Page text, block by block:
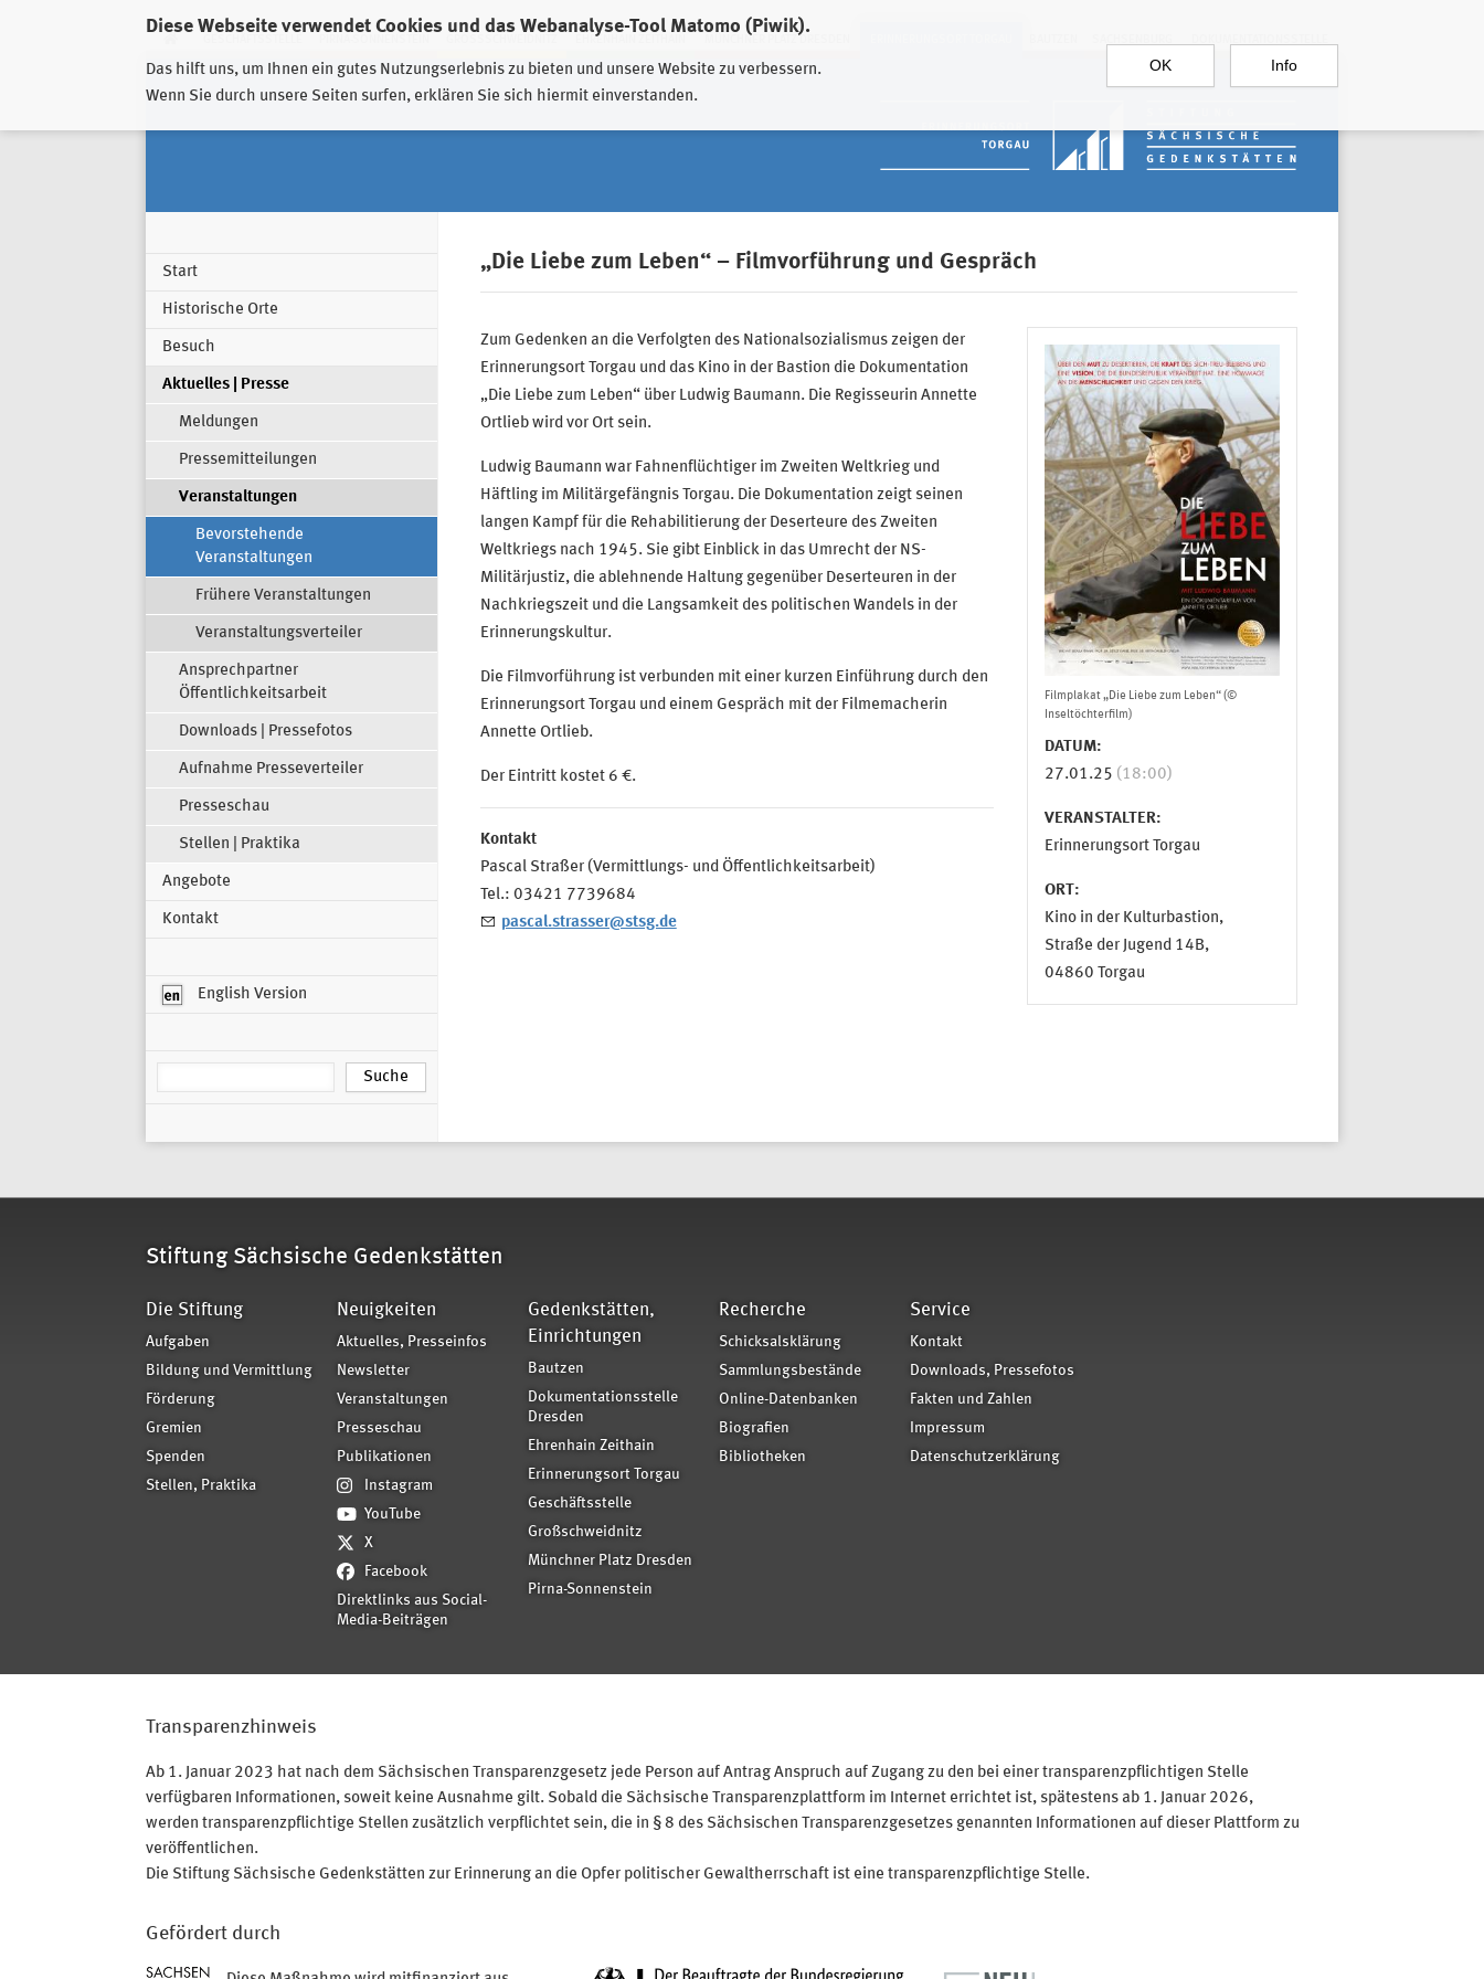
Diese Webseite verwendet Cookies und das Webanalyse-Tool Matomo (Piwik).
Das hilft uns, um Ihnen ein gutes Nutzungserlebnis zu bieten und unsere Website zu verbessern.
Wenn Sie durch unsere Seiten surfen, erklären Sie sich hiermit einverstanden.
OK Info
EHRENHAIN ZEITHAIN MÜNCHNER PLATZ DRESDEN
Start
Historische Orte
Besuch
Aktuelles | Presse
Meldungen
Pressemitteilungen
Veranstaltungen
Bevorstehende
Veranstaltungen
Frühere Veranstaltungen
Veranstaltungsverteiler
Ansprechpartner
Öffentlichkeitsarbeit
Downloads | Pressefotos
Aufnahme Presseverteiler
Presseschau
Stellen | Praktika
Angebote
Kontakt
English Version
„Die Liebe zum Leben“ – Filmvorführung und Gespräch
Filmplakat „Die Liebe zum Leben“ (©
Inseltöchterfilm)
DATUM:
27.01.25 (18:00)
VERANSTALTER:
Erinnerungsort Torgau
ORT:
Kino in der Kulturbastion,
Straße der Jugend 14B,
04860 Torgau
Zum Gedenken an die Verfolgten des Nationalsozialismus zeigen der
Erinnerungsort Torgau und das Kino in der Bastion die Dokumentation
„Die Liebe zum Leben“ über Ludwig Baumann. Die Regisseurin Annette
Ortlieb wird vor Ort sein.
Ludwig Baumann war Fahnenflüchtiger im Zweiten Weltkrieg und
Häftling im Militärgefängnis Torgau. Die Dokumentation zeigt seinen
langen Kampf für die Rehabilitierung der Deserteure des Zweiten
Weltkriegs nach 1945. Sie gibt Einblick in das Umrecht der NS-
Militärjustiz, die ablehnende Haltung gegenüber Deserteuren in der
Nachkriegszeit und die Langsamkeit des politischen Wandels in der
Erinnerungskultur.
Die Filmvorführung ist verbunden mit einer kurzen Einführung durch den
Erinnerungsort Torgau und einem Gespräch mit der Filmemacherin
Annette Ortlieb.
Der Eintritt kostet 6 €.
Kontakt
Pascal Straßer (Vermittlungs- und Öffentlichkeitsarbeit)
Tel.: 03421 7739684
pascal.strasser@stsg.de
Stiftung Sächsische Gedenkstätten
Die Stiftung
Aufgaben
Bildung und Vermittlung
Förderung
Gremien
Spenden
Stellen, Praktika
Neuigkeiten
Aktuelles, Presseinfos
Newsletter
Veranstaltungen
Presseschau
Publikationen
Instagram
YouTube
X
Facebook
Direktlinks aus Social-
Media-Beiträgen
Gedenkstätten,
Einrichtungen
Bautzen
Dokumentationsstelle
Dresden
Ehrenhain Zeithain
Erinnerungsort Torgau
Geschäftsstelle
Großschweidnitz
Münchner Platz Dresden
Pirna-Sonnenstein
Recherche
Schicksalsklärung
Sammlungsbestände
Online-Datenbanken
Biografien
Bibliotheken
Service
Kontakt
Downloads, Pressefotos
Fakten und Zahlen
Impressum
Datenschutzerklärung
Transparenzhinweis
Ab 1. Januar 2023 hat nach dem Sächsischen Transparenzgesetz jede Person auf Antrag Anspruch auf Zugang zu den bei einer transparenzpflichtigen Stelle
verfügbaren Informationen, soweit keine Ausnahme gilt. Sobald die Sächsische Transparenzplattform im Internet errichtet ist, spätestens ab 1. Januar 2026,
werden transparenzpflichtige Stellen zusätzlich verpflichtet sein, die in § 8 des Sächsischen Transparenzgesetzes genannten Informationen auf dieser Plattform zu
veröffentlichen.
Die Stiftung Sächsische Gedenkstätten zur Erinnerung an die Opfer politischer Gewaltherrschaft ist eine transparenzpflichtige Stelle.
Gefördert durch